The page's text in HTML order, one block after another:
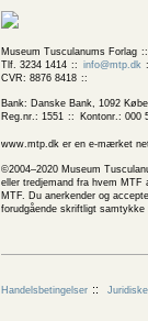
Museum Tusculanums Forlag
Tlf. 3234 1414
info@mtp.dk
CVR: 8876 8418
Bank: Danske Bank, 1092
Reg.nr.: 1551
Kontonr.: 000
www.mtp.dk er en e-mærket
©2004–2020 Museum
eller tredjemand fra hvem MTF
MTF. Du anerkender og
forudgående skriftligt samtykke
Handelsbetingelser